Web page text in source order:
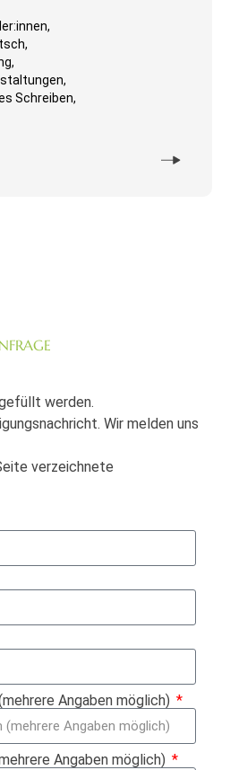
Schreiben,
werden.
Wir melden uns
verzeichnete
Angaben möglich)
Angaben möglich)